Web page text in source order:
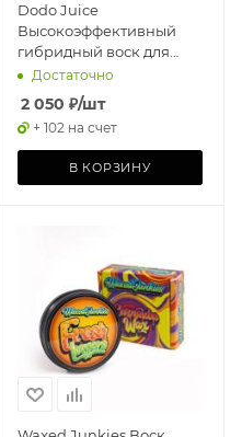
Dodo Juice
Высокоэффективный
гибридный воск для
красных и желтых
цветов ЛКП Scarlet Fever
30 мл
Достаточно
2 050 ₽/шт
+ 102 на счет
В КОРЗИНУ